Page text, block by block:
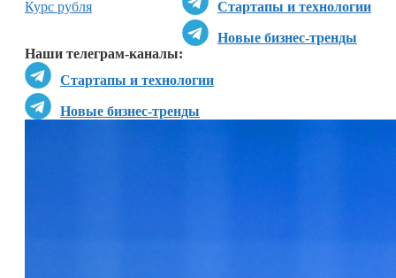
Стартапы и технологии
Новые бизнес-тренды
Наши телеграм-каналы:
Стартапы и технологии
Новые бизнес-тренды
Курс рубля